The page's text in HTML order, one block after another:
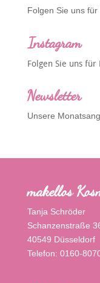
Folgen Sie uns für
Instagram
Folgen Sie uns für
Newsletter
Unsere
makellos
Tanja Schröder
Schanzenstraße
40549 Düsseldorf
Telefon: 0160-